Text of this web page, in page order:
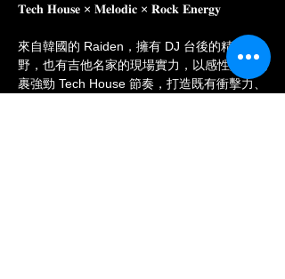
𝐓𝐞𝐜𝐡 𝐇𝐨𝐮𝐬𝐞 × 𝐌𝐞𝐥𝐨𝐝𝐢𝐜 × 𝐑𝐨𝐜𝐤 𝐄𝐧𝐞𝐫𝐠𝐲
來自韓國的 Raiden，擁有 DJ 台後的精準視
野，也有吉他名家的現場實力，以感性旋律包
裹強勁 Tech House 節奏，打造既有衝擊力、